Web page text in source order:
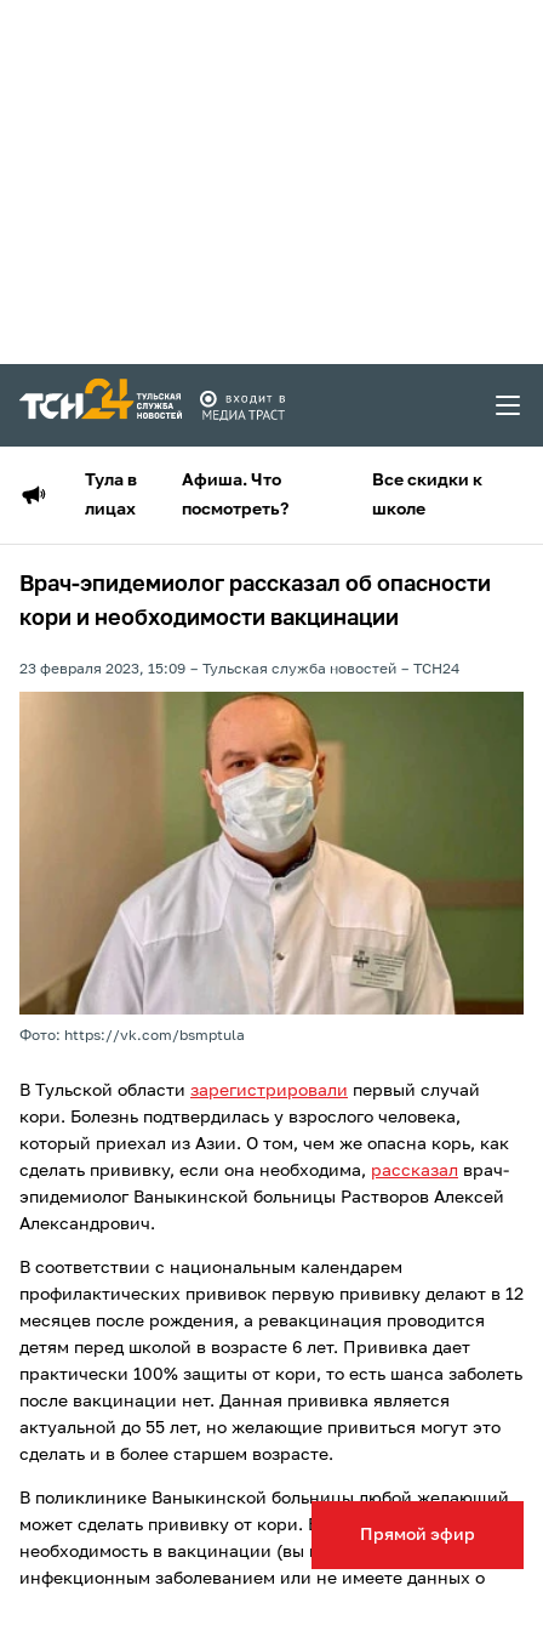
Тула в
лицах
Афиша. Что
посмотреть?
Все скидки к
школе
Прямой эфир
Врач-эпидемиолог рассказал об опасности
кори и необходимости вакцинации
23 февраля 2023, 15:09 Тульская служба новостей ТСН24
Фото: https://vk.com/bsmptula
В Тульской области зарегистрировали первый случай
кори. Болезнь подтвердилась у взрослого человека,
который приехал из Азии. О том, чем же опасна корь, как
сделать прививку, если она необходима, рассказал врач-
эпидемиолог Ваныкинской больницы Растворов Алексей
Александрович.
В соответствии с национальным календарем
профилактических прививок первую прививку делают в 12
месяцев после рождения, а ревакцинация проводится
детям перед школой в возрасте 6 лет. Прививка дает
практически 100% защиты от кори, то есть шанса заболеть
после вакцинации нет. Данная прививка является
актуальной до 55 лет, но желающие привиться могут это
сделать и в более старшем возрасте.
В поликлинике Ваныкинской больницы любой желающий
может сделать прививку от кори. Если у вас есть
необходимость в вакцинации (вы не болели данным
инфекционным заболеванием или не имеете данных о